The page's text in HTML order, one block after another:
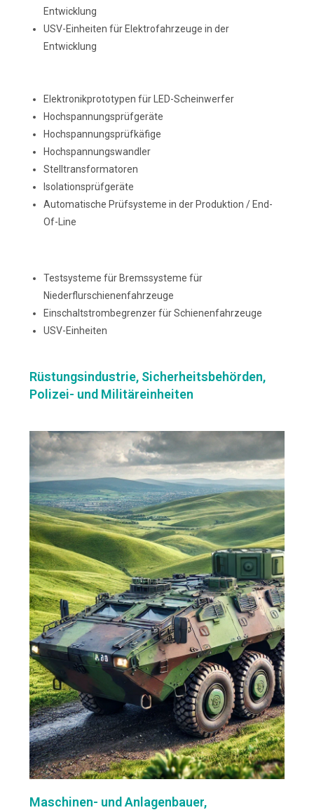
Entwicklung
USV-Einheiten für Elektrofahrzeuge in der
Entwicklung
Elektronikprototypen für LED-Scheinwerfer
Hochspannungsprüfgeräte
Hochspannungsprüfkäfige
Hochspannungswandler
Stelltransformatoren
Isolationsprüfgeräte
Automatische Prüfsysteme in der Produktion / End-
Of-Line
Testsysteme für Bremssysteme für
Niederflurschienenfahrzeuge
Einschaltstrombegrenzer für Schienenfahrzeuge
USV-Einheiten
Rüstungsindustrie, Sicherheitsbehörden,
Polizei- und Militäreinheiten
Maschinen- und Anlagenbauer,